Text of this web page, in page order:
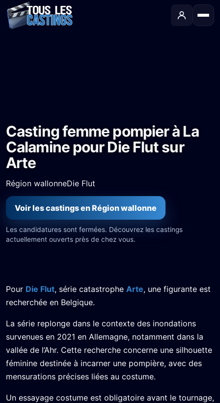
Casting femme pompier à La
Calamine pour Die Flut sur
Arte
Région wallonneDie Flut
Voir les castings en Région wallonne
Les candidatures sont fermées. Découvrez les castings
actuellement ouverts près de chez vous.
Pour Die Flut, série catastrophe Arte, une figurante est
recherchée en Belgique.
La série replonge dans le contexte des inondations
survenues en 2021 en Allemagne, notamment dans la
vallée de l’Ahr. Cette recherche concerne une silhouette
féminine destinée à incarner une pompière, avec des
mensurations précises liées au costume.
Un essayage costume est obligatoire avant le tournage,